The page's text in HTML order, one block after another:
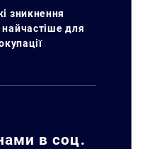
зникнення
для
в соц.